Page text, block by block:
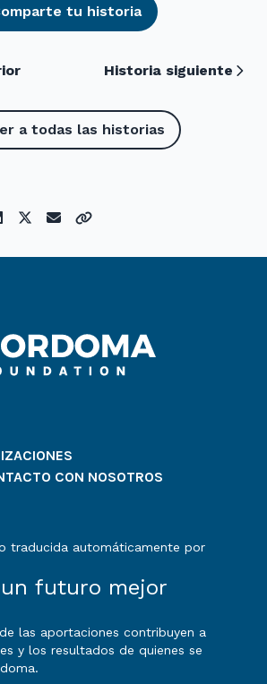
tu historia
Historia siguiente
a todas las historias
CON NOSOTROS
traducida automáticamente por
futuro mejor
las aportaciones contribuyen a
y los resultados de quienes se